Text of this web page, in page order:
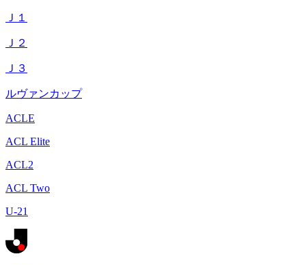
Ｊ１
Ｊ２
Ｊ３
ルヴァンカップ
ACLE
ACL Elite
ACL2
ACL Two
U-21